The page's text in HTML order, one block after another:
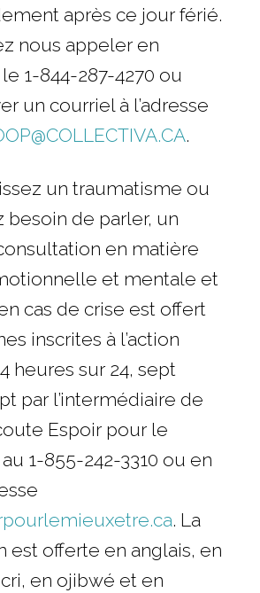
après ce jour férié.
nous appeler en
1-844-287-4270 ou
un courriel à l’adresse
.
un traumatisme ou
besoin de parler, un
en matière
et mentale et
cas de crise est offert
inscrites à l’action
heures sur 24, sept
par l’intermédiaire de
Espoir pour le
1-855-242-3310 ou en
. La
est offerte en anglais, en
en ojibwé et en